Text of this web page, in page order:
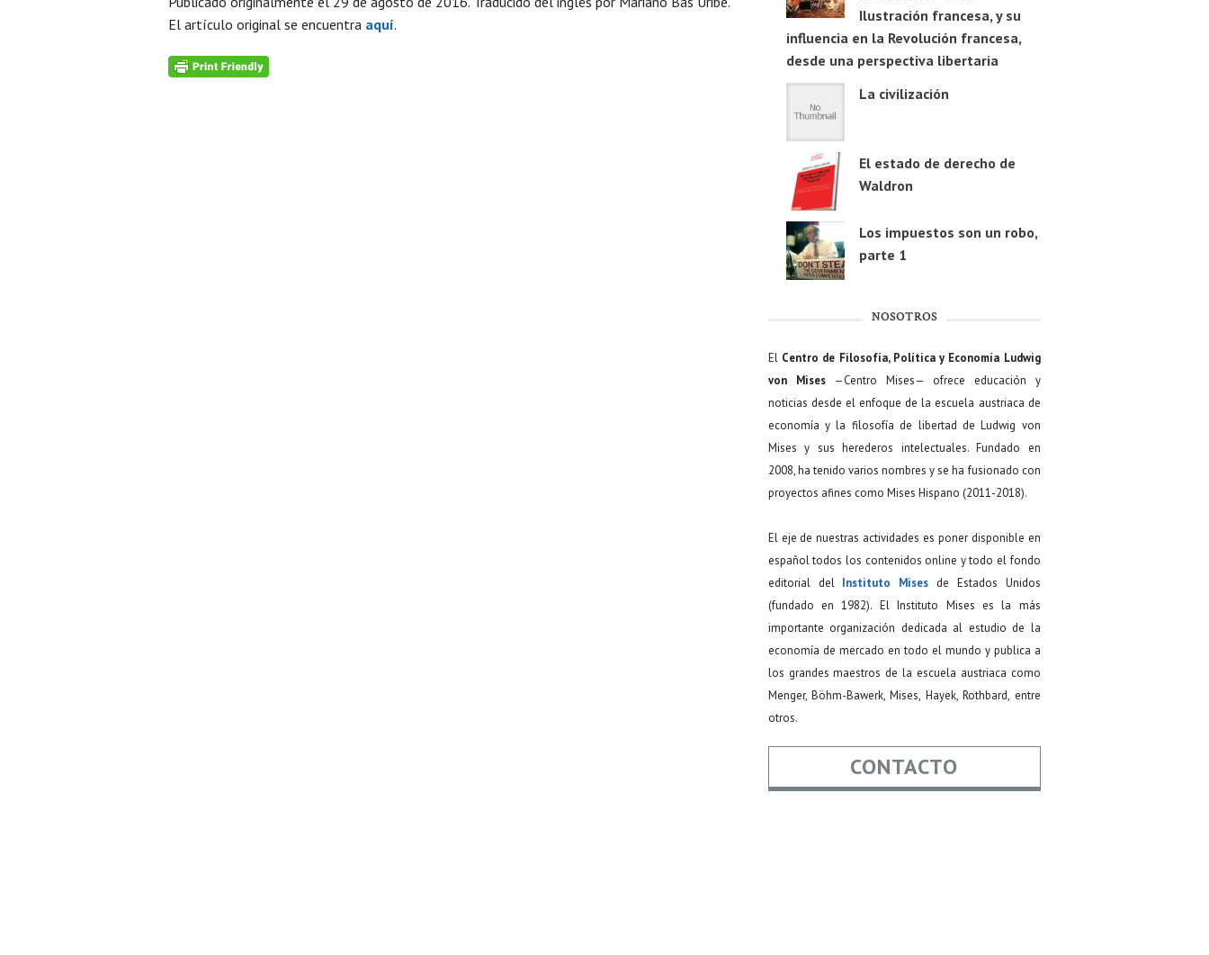
El artículo original se encuentra aquí.
Ilustración francesa, y su
influencia en la Revolución francesa,
desde una perspectiva libertaria
La civilización
El estado de derecho de
Waldron
Los impuestos son un robo,
parte 1
NOSOTROS
El Centro de Filosofía, Política y Economía Ludwig
von Mises—Centro Mises— ofrece educación y
noticias desde el enfoque de la escuela austriaca de
economía y la filosofía de libertad de Ludwig von
Mises y sus herederos intelectuales. Fundado en
2008, ha tenido varios nombres y se ha fusionado con
proyectos afines como Mises Hispano (2011-2018).
El eje de nuestras actividades es poner disponible en
español todos los contenidos online y todo el fondo
editorial del Instituto Mises de Estados Unidos
(fundado en 1982). El Instituto Mises es la más
importante organización dedicada al estudio de la
economía de mercado en todo el mundo y publica a
los grandes maestros de la escuela austriaca como
Menger, Böhm-Bawerk, Mises, Hayek, Rothbard, entre
otros.
CONTACTO